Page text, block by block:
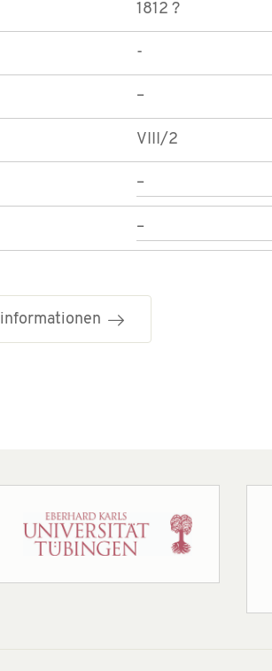
1812 ?
-
–
VIII/2
–
–